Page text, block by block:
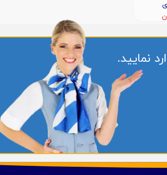
نمایید.